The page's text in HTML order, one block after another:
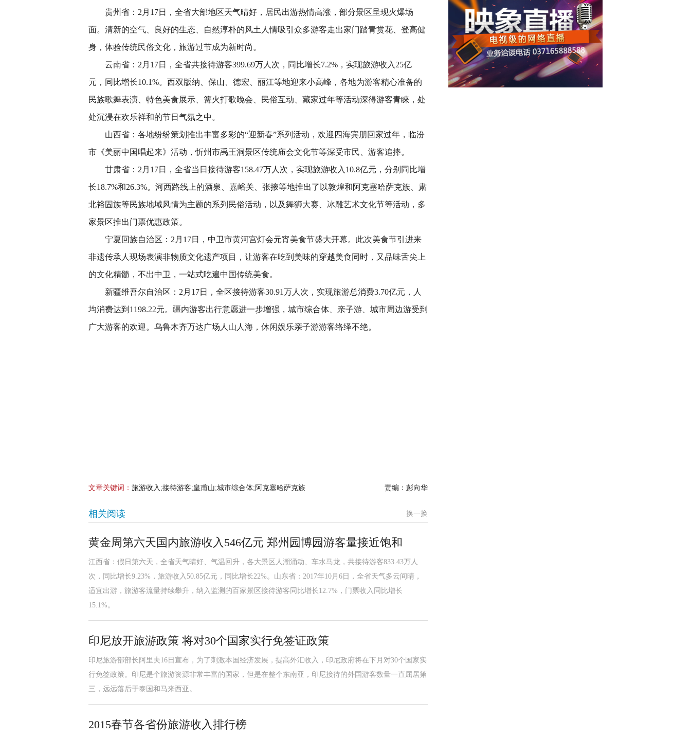
贵州省：2月17日，全省大部地区天气晴好，居民出游热情高涨，部分景区呈现火爆场
面。清新的空气、良好的生态、自然淳朴的风土人情吸引众多游客走出家门踏青赏花、登高健
身，体验传统民俗文化，旅游过节成为新时尚。
云南省：2月17日，全省共接待游客399.69万人次，同比增长7.2%，实现旅游收入25亿
元，同比增长10.1%。西双版纳、保山、德宏、丽江等地迎来小高峰，各地为游客精心准备的
民族歌舞表演、特色美食展示、篝火打歌晚会、民俗互动、藏家过年等活动深得游客青睐，处
处沉浸在欢乐祥和的节日气氛之中。
山西省：各地纷纷策划推出丰富多彩的“迎新春”系列活动，欢迎四海宾朋回家过年，临汾
市《美丽中国唱起来》活动，忻州市禹王洞景区传统庙会文化节等深受市民、游客追捧。
甘肃省：2月17日，全省当日接待游客158.47万人次，实现旅游收入10.8亿元，分别同比增
长18.7%和26.3%。河西路线上的酒泉、嘉峪关、张掖等地推出了以敦煌和阿克塞哈萨克族、肃
北裕固族等民族地域风情为主题的系列民俗活动，以及舞狮大赛、冰雕艺术文化节等活动，多
家景区推出门票优惠政策。
宁夏回族自治区：2月17日，中卫市黄河宫灯会元宵美食节盛大开幕。此次美食节引进来
非遗传承人现场表演非物质文化遗产项目，让游客在吃到美味的穿越美食同时，又品味舌尖上
的文化精髓，不出中卫，一站式吃遍中国传统美食。
新疆维吾尔自治区：2月17日，全区接待游客30.91万人次，实现旅游总消费3.70亿元，人
均消费达到1198.22元。疆内游客出行意愿进一步增强，城市综合体、亲子游、城市周边游受到
广大游客的欢迎。乌鲁木齐万达广场人山人海，休闲娱乐亲子游游客络绎不绝。
文章关键词： 旅游收入;接待游客;皇甫山;城市综合体;阿克塞哈萨克族 责编：彭向华
相关阅读 换一换
黄金周第六天国内旅游收入546亿元 郑州园博园游客量接近饱和
江西省：假日第六天，全省天气晴好、气温回升，各大景区人潮涌动、车水马龙，共接待游客833.43万人
次，同比增长9.23%，旅游收入50.85亿元，同比增长22%。山东省：2017年10月6日，全省天气多云间晴，
适宜出游，旅游客流量持续攀升，纳入监测的百家景区接待游客同比增长12.7%，门票收入同比增长
15.1%。
印尼放开旅游政策 将对30个国家实行免签证政策
印尼旅游部部长阿里夫16日宣布，为了刺激本国经济发展，提高外汇收入，印尼政府将在下月对30个国家实
行免签政策。印尼是个旅游资源非常丰富的国家，但是在整个东南亚，印尼接待的外国游客数量一直屈居第
三，远远落后于泰国和马来西亚。
2015春节各省份旅游收入排行榜